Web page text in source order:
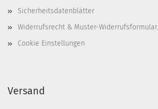
Sicherheitsdatenblätter
Widerrufsrecht & Muster-Widerrufsformular
Cookie Einstellungen
Versand